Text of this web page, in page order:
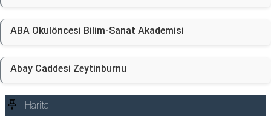
ABA Okulöncesi Bilim-Sanat Akademisi
Abay Caddesi Zeytinburnu
Harita